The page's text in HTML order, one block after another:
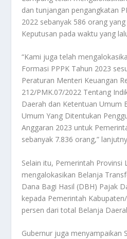
dan tunjangan pengangkatan
2022 sebanyak 586 orang
Keputusan pada waktu yang
“Kami juga telah
Formasi PPPK Tahun 2023
Peraturan Menteri Keuangan
212/PMK.07/2022 Tentang
Daerah dan Ketentuan Umum
Umum Yang Ditentukan
Anggaran 2023 untuk
sebanyak 7.836 orang,”
Selain itu, Pemerintah Provinsi
mengalokasikan Belanja
Dana Bagi Hasil (DBH) Pajak
kepada Pemerintah
persen dari total Belanja
Gubernur juga menyampaikan